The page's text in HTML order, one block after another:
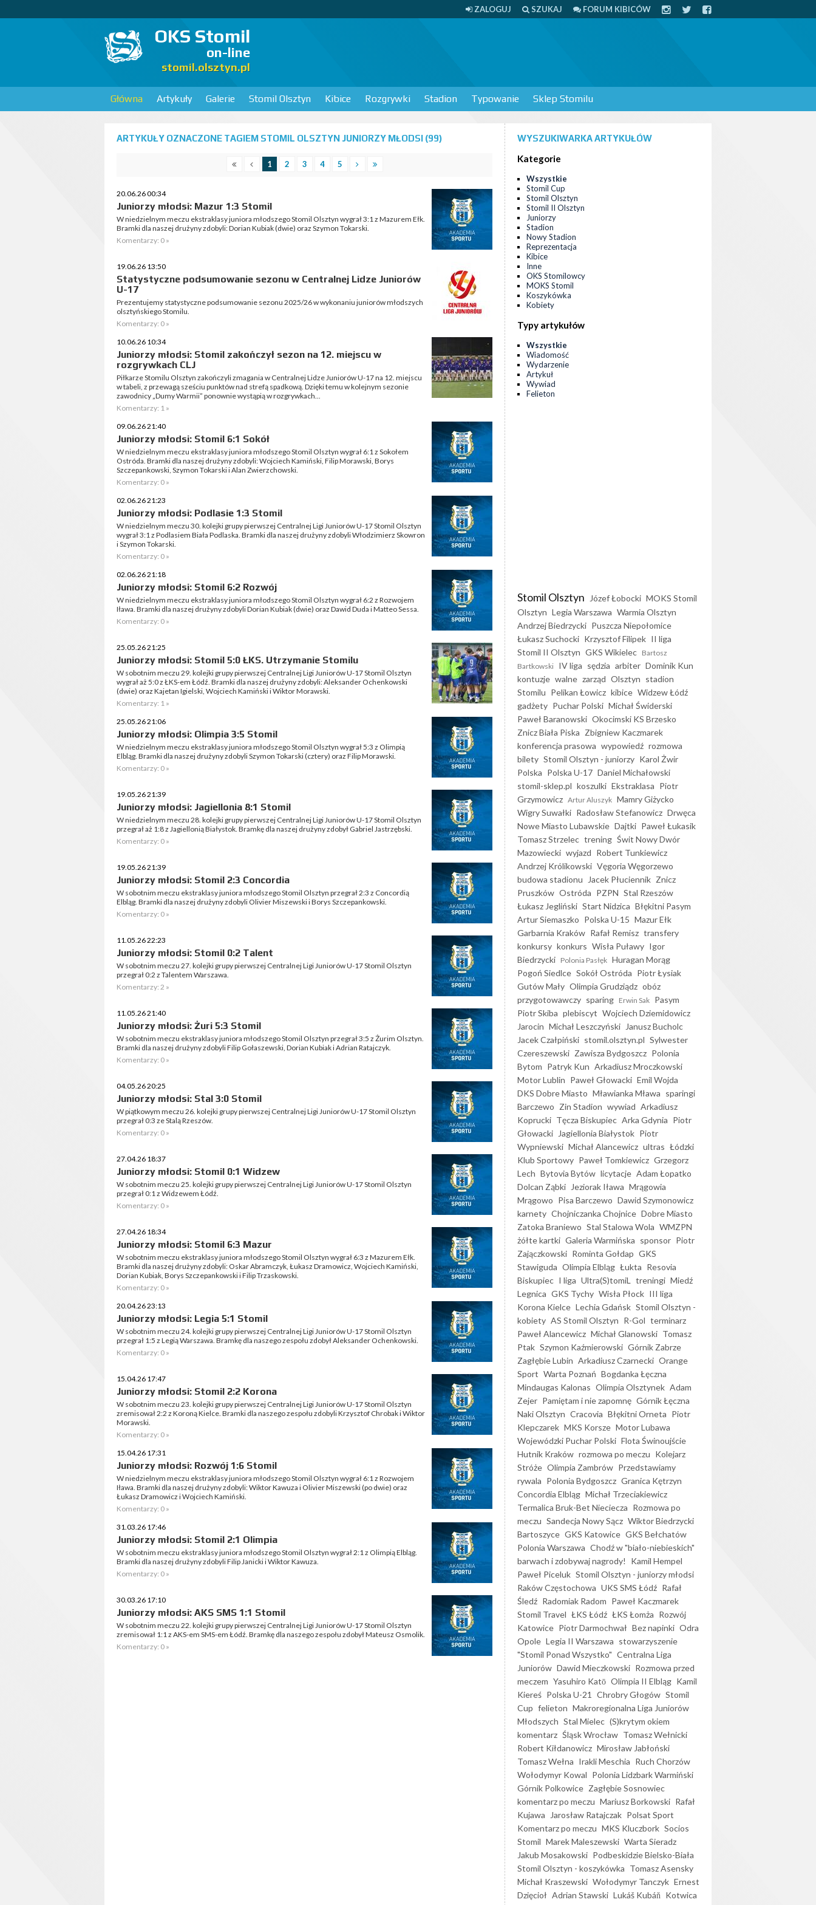
ZALOGUJ SZUKAJ FORUM KIBICÓW
OKS Stomil
on-line
stomil.olsztyn.pl
Główna Artykuły Galerie Stomil Olsztyn Kibice Rozgrywki Stadion Typowanie Sklep Stomilu
ARTYKUŁY OZNACZONE TAGIEM STOMIL OLSZTYN JUNIORZY MŁODSI (99)
1 2 3 4 5
20.06.26 00:34
Juniorzy młodsi: Mazur 1:3 Stomil
W niedzielnym meczu ekstraklasy juniora młodszego Stomil Olsztyn wygrał 3:1 z Mazurem Ełk.
Bramki dla naszej drużyny zdobyli: Dorian Kubiak (dwie) oraz Szymon Tokarski.
Komentarzy: 0 »
19.06.26 13:50
Statystyczne podsumowanie sezonu w Centralnej Lidze Juniorów
U-17
Prezentujemy statystyczne podsumowanie sezonu 2025/26 w wykonaniu juniorów młodszych
olsztyńskiego Stomilu.
Komentarzy: 0 »
10.06.26 10:34
Juniorzy młodsi: Stomil zakończył sezon na 12. miejscu w
rozgrywkach CLJ
Piłkarze Stomilu Olsztyn zakończyli zmagania w Centralnej Lidze Juniorów U-17 na 12. miejscu
w tabeli, z przewagą sześciu punktów nad strefą spadkową. Dzięki temu w kolejnym sezonie
zawodnicy „Dumy Warmii” ponownie wystąpią w rozgrywkach...
Komentarzy: 1 »
09.06.26 21:40
Juniorzy młodsi: Stomil 6:1 Sokół
W niedzielnym meczu ekstraklasy juniora młodszego Stomil Olsztyn wygrał 6:1 z Sokołem
Ostróda. Bramki dla naszej drużyny zdobyli: Wojciech Kamiński, Filip Morawski, Borys
Szczepankowski, Szymon Tokarski i Alan Zwierzchowski.
Komentarzy: 0 »
02.06.26 21:23
Juniorzy młodsi: Podlasie 1:3 Stomil
W niedzielnym meczu 30. kolejki grupy pierwszej Centralnej Ligi Juniorów U-17 Stomil Olsztyn
wygrał 3:1 z Podlasiem Biała Podlaska. Bramki dla naszej drużyny zdobyli Włodzimierz Skowron
i Szymon Tokarski.
Komentarzy: 0 »
02.06.26 21:18
Juniorzy młodsi: Stomil 6:2 Rozwój
W niedzielnym meczu ekstraklasy juniora młodszego Stomil Olsztyn wygrał 6:2 z Rozwojem
Iława. Bramki dla naszej drużyny zdobyli Dorian Kubiak (dwie) oraz Dawid Duda i Matteo Sessa.
Komentarzy: 0 »
25.05.26 21:25
Juniorzy młodsi: Stomil 5:0 ŁKS. Utrzymanie Stomilu
W sobotnim meczu 29. kolejki grupy pierwszej Centralnej Ligi Juniorów U-17 Stomil Olsztyn
wygrał aż 5:0 z ŁKS-em Łódź. Bramki dla naszej drużyny zdobyli: Aleksander Ochenkowski
(dwie) oraz Kajetan Igielski, Wojciech Kamiński i Wiktor Morawski.
Komentarzy: 1 »
25.05.26 21:06
Juniorzy młodsi: Olimpia 3:5 Stomil
W niedzielnym meczu ekstraklasy juniora młodszego Stomil Olsztyn wygrał 5:3 z Olimpią
Elbląg. Bramki dla naszej drużyny zdobyli Szymon Tokarski (cztery) oraz Filip Morawski.
Komentarzy: 0 »
19.05.26 21:39
Juniorzy młodsi: Jagiellonia 8:1 Stomil
W niedzielnym meczu 28. kolejki grupy pierwszej Centralnej Ligi Juniorów U-17 Stomil Olsztyn
przegrał aż 1:8 z Jagiellonią Białystok. Bramkę dla naszej drużyny zdobył Gabriel Jastrzębski.
Komentarzy: 0 »
19.05.26 21:39
Juniorzy młodsi: Stomil 2:3 Concordia
W sobotnim meczu ekstraklasy juniora młodszego Stomil Olsztyn przegrał 2:3 z Concordią
Elbląg. Bramki dla naszej drużyny zdobyli Olivier Miszewski i Borys Szczepankowski.
Komentarzy: 0 »
11.05.26 22:23
Juniorzy młodsi: Stomil 0:2 Talent
W sobotnim meczu 27. kolejki grupy pierwszej Centralnej Ligi Juniorów U-17 Stomil Olsztyn
przegrał 0:2 z Talentem Warszawa.
Komentarzy: 2 »
11.05.26 21:40
Juniorzy młodsi: Żuri 5:3 Stomil
W sobotnim meczu ekstraklasy juniora młodszego Stomil Olsztyn przegrał 3:5 z Żurim Olsztyn.
Bramki dla naszej drużyny zdobyli Filip Gołaszewski, Dorian Kubiak i Adrian Ratajczyk.
Komentarzy: 0 »
04.05.26 20:25
Juniorzy młodsi: Stal 3:0 Stomil
W piątkowym meczu 26. kolejki grupy pierwszej Centralnej Ligi Juniorów U-17 Stomil Olsztyn
przegrał 0:3 ze Stalą Rzeszów.
Komentarzy: 0 »
27.04.26 18:37
Juniorzy młodsi: Stomil 0:1 Widzew
W sobotnim meczu 25. kolejki grupy pierwszej Centralnej Ligi Juniorów U-17 Stomil Olsztyn
przegrał 0:1 z Widzewem Łódź.
Komentarzy: 0 »
27.04.26 18:34
Juniorzy młodsi: Stomil 6:3 Mazur
W sobotnim meczu ekstraklasy juniora młodszego Stomil Olsztyn wygrał 6:3 z Mazurem Ełk.
Bramki dla naszej drużyny zdobyli: Oskar Abramczyk, Łukasz Dramowicz, Wojciech Kamiński,
Dorian Kubiak, Borys Szczepankowski i Filip Trzaskowski.
Komentarzy: 0 »
20.04.26 23:13
Juniorzy młodsi: Legia 5:1 Stomil
W sobotnim meczu 24. kolejki grupy pierwszej Centralnej Ligi Juniorów U-17 Stomil Olsztyn
przegrał 1:5 z Legią Warszawa. Bramkę dla naszego zespołu zdobył Aleksander Ochenkowski.
Komentarzy: 0 »
15.04.26 17:47
Juniorzy młodsi: Stomil 2:2 Korona
W sobotnim meczu 23. kolejki grupy pierwszej Centralnej Ligi Juniorów U-17 Stomil Olsztyn
zremisował 2:2 z Koroną Kielce. Bramki dla naszego zespołu zdobyli Krzysztof Chrobak i Wiktor
Morawski.
Komentarzy: 0 »
15.04.26 17:31
Juniorzy młodsi: Rozwój 1:6 Stomil
W niedzielnym meczu ekstraklasy juniora młodszego Stomil Olsztyn wygrał 6:1 z Rozwojem
Iława. Bramki dla naszej drużyny zdobyli: Wiktor Kawuza i Olivier Miszewski (po dwie) oraz
Łukasz Dramowicz i Wojciech Kamiński.
Komentarzy: 0 »
31.03.26 17:46
Juniorzy młodsi: Stomil 2:1 Olimpia
W sobotnim meczu ekstraklasy juniora młodszego Stomil Olsztyn wygrał 2:1 z Olimpią Elbląg.
Bramki dla naszej drużyny zdobyli Filip Janicki i Wiktor Kawuza.
Komentarzy: 0 »
30.03.26 17:10
Juniorzy młodsi: AKS SMS 1:1 Stomil
W sobotnim meczu 22. kolejki grupy pierwszej Centralnej Ligi Juniorów U-17 Stomil Olsztyn
zremisował 1:1 z AKS-em SMS-em Łódź. Bramkę dla naszego zespołu zdobył Mateusz Osmolik.
Komentarzy: 0 »
WYSZUKIWARKA ARTYKUŁÓW
Kategorie
Wszystkie
Stomil Cup
Stomil Olsztyn
Stomil II Olsztyn
Juniorzy
Stadion
Nowy Stadion
Reprezentacja
Kibice
Inne
OKS Stomilowcy
MOKS Stomil
Koszykówka
Kobiety
Typy artykułów
Wszystkie
Wiadomość
Wydarzenie
Artykuł
Wywiad
Felieton
Stomil Olsztyn Józef Łobocki MOKS Stomil
Olsztyn Legia Warszawa Warmia Olsztyn
Andrzej Biedrzycki Puszcza Niepołomice
Łukasz Suchocki Krzysztof Filipek II liga
Stomil II Olsztyn GKS Wikielec Bartosz
Bartkowski IV liga sędzia arbiter Dominik Kun
kontuzje walne zarząd Olsztyn stadion
Stomilu Pelikan Łowicz kibice Widzew Łódź
gadżety Puchar Polski Michał Świderski
Paweł Baranowski Okocimski KS Brzesko
Znicz Biała Piska Zbigniew Kaczmarek
konferencja prasowa wypowiedź rozmowa
bilety Stomil Olsztyn - juniorzy Karol Żwir
Polska Polska U-17 Daniel Michałowski
stomil-sklep.pl koszulki Ekstraklasa Piotr
Grzymowicz Artur Aluszyk Mamry Giżycko
Wigry Suwałki Radosław Stefanowicz Drwęca
Nowe Miasto Lubawskie Dajtki Paweł Łukasik
Tomasz Strzelec trening Świt Nowy Dwór
Mazowiecki wyjazd Robert Tunkiewicz
Andrzej Królikowski Vęgoria Węgorzewo
budowa stadionu
Jacek Płuciennik Znicz
Pruszków Ostróda PZPN Stal Rzeszów
Łukasz Jegliński Start Nidzica Błękitni Pasym
Artur Siemaszko Polska U-15 Mazur Ełk
Garbarnia Kraków Rafał Remisz transfery
konkursy konkurs Wisła Puławy Igor
Biedrzycki Polonia Pasłęk Huragan Morąg
Pogoń Siedlce Sokół Ostróda Piotr Łysiak
Gutów Mały Olimpia Grudziądz obóz
przygotowawczy sparing Erwin Sak Pasym
Piotr Skiba plebiscyt Wojciech Dziemidowicz
Jarocin Michał Leszczyński
Janusz Bucholc
Jacek Czałpiński stomil.olsztyn.pl Sylwester
Czereszewski Zawisza Bydgoszcz Polonia
Bytom Patryk Kun Arkadiusz Mroczkowski
Motor Lublin Paweł Głowacki Emil Wojda
DKS Dobre Miasto Mławianka Mława sparingi
Barczewo Zin Stadion wywiad Arkadiusz
Koprucki Tęcza Biskupiec Arka Gdynia Piotr
Głowacki
Jagiellonia Białystok Piotr
Wypniewski Michał Alancewicz ultras Łódzki
Klub Sportowy Paweł Tomkiewicz Grzegorz
Lech Bytovia Bytów licytacje Adam Łopatko
Dolcan Ząbki
Jeziorak Iława Mrągowia
Mrągowo Pisa Barczewo Dawid Szymonowicz
karnety Chojniczanka Chojnice Dobre Miasto
Zatoka Braniewo Stal Stalowa Wola WMZPN
żółte kartki Galeria Warmińska sponsor Piotr
Zajączkowski Rominta Gołdap GKS
Stawiguda Olimpia Elbląg Łukta Resovia
Biskupiec I liga Ultra(S)tomiL treningi Miedź
Legnica GKS Tychy Wisła Płock III liga
Korona Kielce Lechia Gdańsk Stomil Olsztyn -
kobiety AS Stomil Olsztyn R-Gol terminarz
Paweł Alancewicz Michał Glanowski Tomasz
Ptak Szymon Kaźmierowski Górnik Zabrze
Zagłębie Lubin Arkadiusz Czarnecki Orange
Sport Warta Poznań Bogdanka Łęczna
Mindaugas Kalonas Olimpia Olsztynek Adam
Zejer Pamiętam i nie zapomnę Górnik Łęczna
Naki Olsztyn Cracovia Błękitni Orneta Piotr
Klepczarek MKS Korsze Motor Lubawa
Wojewódzki Puchar Polski Flota Świnoujście
Hutnik Kraków rozmowa po meczu Kolejarz
Stróże Olimpia Zambrów Przedstawiamy
rywala Polonia Bydgoszcz Granica Kętrzyn
Concordia Elbląg Michał Trzeciakiewicz
Termalica Bruk-Bet Nieciecza Rozmowa po
meczu Sandecja Nowy Sącz Wiktor Biedrzycki
Bartoszyce GKS Katowice GKS Bełchatów
Polonia Warszawa Chodź w "biało-niebieskich"
barwach i zdobywaj nagrody!
Kamil Hempel
Paweł Piceluk Stomil Olsztyn - juniorzy młodsi
Raków Częstochowa UKS SMS Łódź Rafał
Śledź Radomiak Radom Paweł Kaczmarek
Stomil Travel ŁKS Łódź ŁKS Łomża Rozwój
Katowice Piotr Darmochwał Bez napinki Odra
Opole Legia II Warszawa stowarzyszenie
"Stomil Ponad Wszystko" Centralna Liga
Juniorów Dawid Mieczkowski Rozmowa przed
meczem Yasuhiro Katō Olimpia II Elbląg Kamil
Kiereś Polska U-21 Chrobry Głogów Stomil
Cup felieton Makroregionalna Liga Juniorów
Młodszych Stal Mielec (S)krytym okiem
komentarz Śląsk Wrocław Tomasz Wełnicki
Robert Kiłdanowicz Mirosław Jabłoński
Tomasz Wełna Irakli Meschia Ruch Chorzów
Wołodymyr Kowal Polonia Lidzbark Warmiński
Górnik Polkowice Zagłębie Sosnowiec
komentarz po meczu Mariusz Borkowski Rafał
Kujawa
Jarosław Ratajczak Polsat Sport
Komentarz po meczu MKS Kluczbork Socios
Stomil Marek Maleszewski Warta Sieradz
Jakub Mosakowski Podbeskidzie Bielsko-Biała
Stomil Olsztyn - koszykówka Tomasz Asensky
Michał Kraszewski Wołodymyr Tanczyk Ernest
Dzięcioł Adrian Stawski Lukáš Kubáň Kotwica